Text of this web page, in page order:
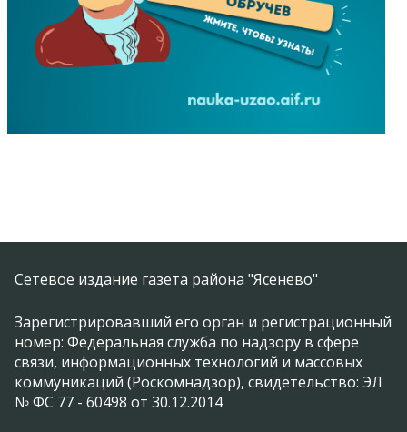
Сетевое издание газета района "Ясенево"
Зарегистрировавший его орган и регистрационный
номер: Федеральная служба по надзору в сфере
связи, информационных технологий и массовых
коммуникаций (Роскомнадзор), свидетельство: ЭЛ
№ ФС 77 - 60498 от 30.12.2014